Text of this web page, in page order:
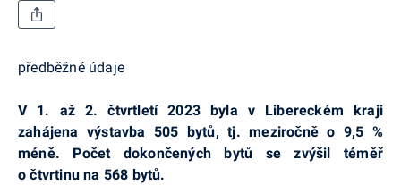
předběžné údaje
V 1. až 2. čtvrtletí 2023 byla v Libereckém kraji
zahájena výstavba 505 bytů, tj. meziročně o 9,5 %
méně. Počet dokončených bytů se zvýšil téměř
o čtvrtinu na 568 bytů.